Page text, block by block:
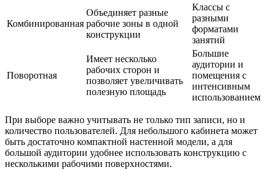
Комбинированная
Объединяет разные
рабочие зоны в одной
конструкции
Классы с
разными
форматами
занятий
Поворотная
Имеет несколько
рабочих сторон и
позволяет увеличивать
полезную площадь
Большие
аудитории и
помещения с
интенсивным
использованием
При выборе важно учитывать не только тип записи, но и
количество пользователей. Для небольшого кабинета может
быть достаточно компактной настенной модели, а для
большой аудитории удобнее использовать конструкцию с
несколькими рабочими поверхностями.